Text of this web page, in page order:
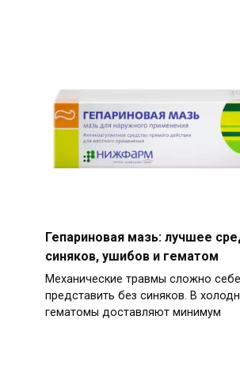
Гепариновая мазь: лучшее
синяков, ушибов и гематом
Механические травмы сложно себе
представить без синяков. В
гематомы доставляют минимум